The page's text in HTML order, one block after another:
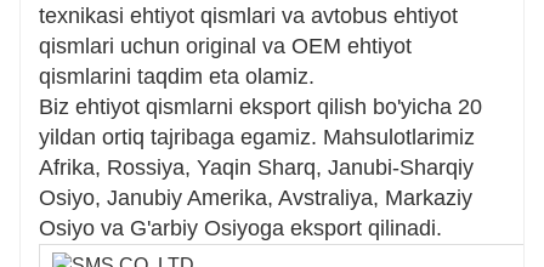
texnikasi ehtiyot qismlari va avtobus ehtiyot
qismlari uchun original va OEM ehtiyot
qismlarini taqdim eta olamiz.
Biz ehtiyot qismlarni eksport qilish bo'yicha 20
yildan ortiq tajribaga egamiz. Mahsulotlarimiz
Afrika, Rossiya, Yaqin Sharq, Janubi-Sharqiy
Osiyo, Janubiy Amerika, Avstraliya, Markaziy
Osiyo va G'arbiy Osiyoga eksport qilinadi.